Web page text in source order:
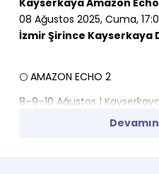
Kayserkaya Amazon
08 Ağustos 2025, Cuma,
İzmir Şirince Kayserkaya
🌕 AMAZON ECHO 2
8–9–10 Ağustos |